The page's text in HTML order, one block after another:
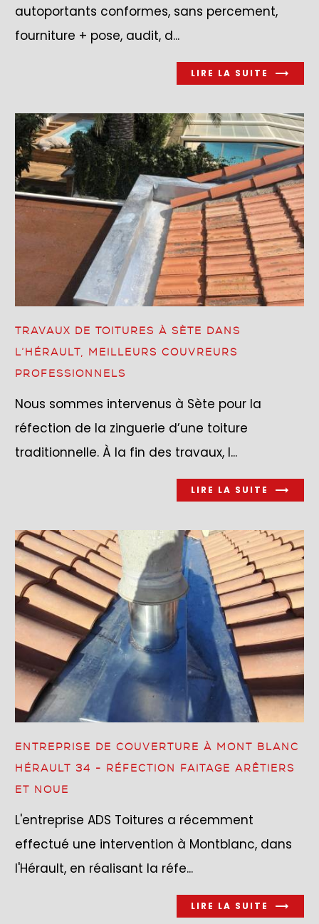
autoportants conformes, sans percement,
fourniture + pose, audit, d...
LIRE LA SUITE
TRAVAUX DE TOITURES À SÈTE DANS
L’HÉRAULT, MEILLEURS COUVREURS
PROFESSIONNELS
Nous sommes intervenus à Sète pour la
réfection de la zinguerie d’une toiture
traditionnelle. À la fin des travaux, l...
LIRE LA SUITE
ENTREPRISE DE COUVERTURE À MONT BLANC
HÉRAULT 34 - RÉFECTION FAITAGE ARÊTIERS
ET NOUE
L'entreprise ADS Toitures a récemment
effectué une intervention à Montblanc, dans
l'Hérault, en réalisant la réfe...
LIRE LA SUITE